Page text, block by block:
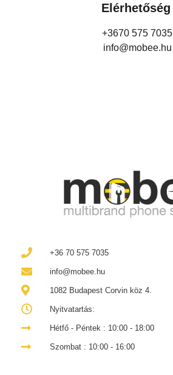
Elérhetőség
+3670 575 7035
info@mobee.hu
+36 70 575 7035
info@mobee.hu
1082 Budapest Corvin köz 4.
Nyitvatartás:
Hétfő - Péntek : 10:00 - 18:00
Szombat : 10:00 - 16:00